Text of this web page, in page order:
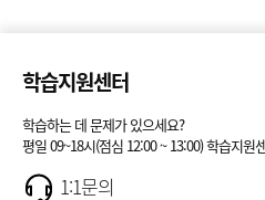
학습지원센터
학습하는 데 문제가 있으세요?
평일 09~18시(점심 12:00 ~ 13:00) 학습지원
1:1문의